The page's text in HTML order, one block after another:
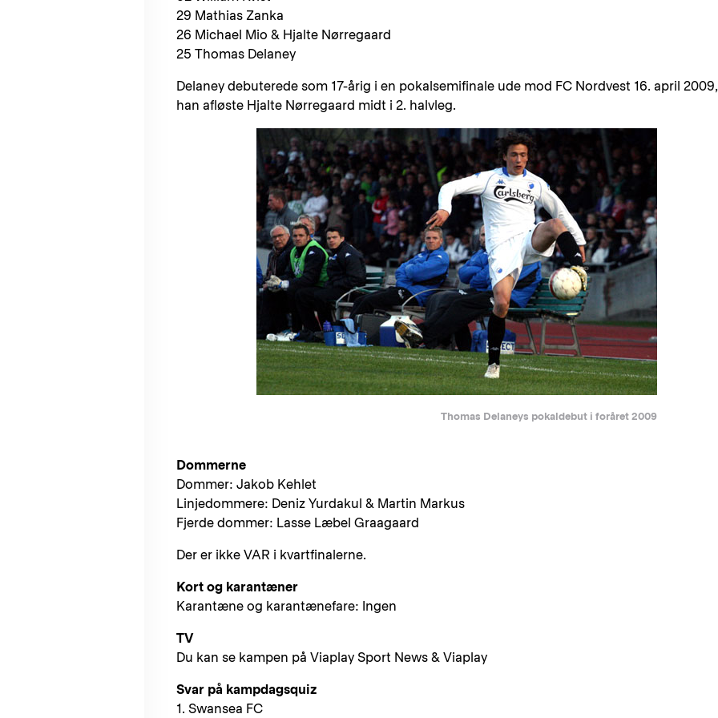
29 Mathias Zanka
26 Michael Mio & Hjalte Nørregaard
25 Thomas Delaney
Delaney debuterede som 17-årig i en pokalsemifinale ude mod FC Nordvest 16. april
han afløste Hjalte Nørregaard midt i 2. halvleg.
Thomas Delaneys pokaldebut i foråret 2009
Dommerne
Dommer: Jakob Kehlet
Linjedommere: Deniz Yurdakul & Martin Markus
Fjerde dommer: Lasse Læbel Graagaard
Der er ikke VAR i kvartfinalerne.
Kort og karantæner
Karantæne og karantænefare: Ingen
TV
Du kan se kampen på Viaplay Sport News & Viaplay
Svar på kampdagsquiz
1. Swansea FC